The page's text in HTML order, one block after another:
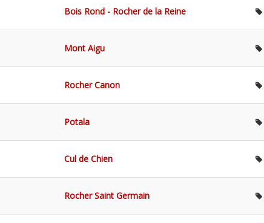
Bois Rond - Rocher de la Reine
Mont Aigu
Rocher Canon
Potala
Cul de Chien
Rocher Saint Germain